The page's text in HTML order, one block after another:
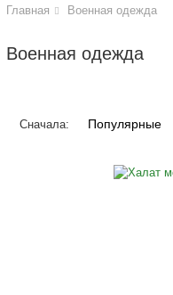
Главная Военная одежда
Военная одежда
Сначала: Популярные